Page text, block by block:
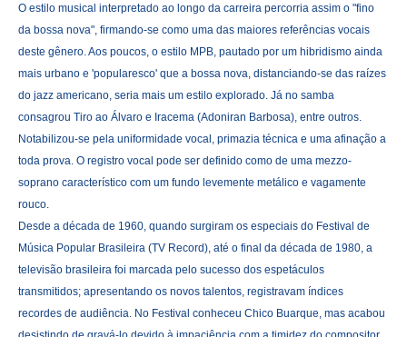
O estilo musical interpretado ao longo da carreira percorria assim o "fino
da bossa nova", firmando-se como uma das maiores referências vocais
deste gênero. Aos poucos, o estilo MPB, pautado por um hibridismo ainda
mais urbano e 'popularesco' que a bossa nova, distanciando-se das raízes
do jazz americano, seria mais um estilo explorado. Já no samba
consagrou Tiro ao Álvaro e Iracema (Adoniran Barbosa), entre outros.
Notabilizou-se pela uniformidade vocal, primazia técnica e uma afinação a
toda prova. O registro vocal pode ser definido como de uma mezzo-
soprano característico com um fundo levemente metálico e vagamente
rouco.
Desde a década de 1960, quando surgiram os especiais do Festival de
Música Popular Brasileira (TV Record), até o final da década de 1980, a
televisão brasileira foi marcada pelo sucesso dos espetáculos
transmitidos; apresentando os novos talentos, registravam índices
recordes de audiência. No Festival conheceu Chico Buarque, mas acabou